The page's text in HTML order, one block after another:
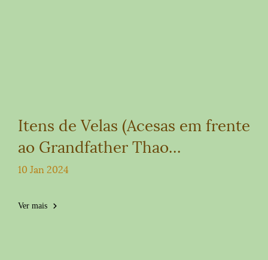
Itens de Velas (Acesas em frente
ao Grandfather Thao
Wessuwan)
10 Jan 2024
Ver mais